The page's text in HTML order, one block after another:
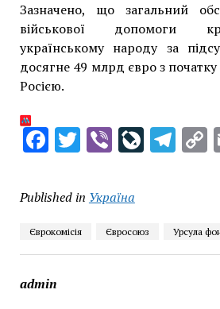
Зазначено, що загальний
військової допомоги
українському народу за
досягне 49 млрд євро з початку
Росією.
Facebook
Twitter
Viber
Published in Україна
Єврокомісія Євросоюз Урсула
admin